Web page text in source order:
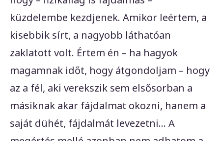
küzdelembe kezdjenek. Amikor leértem, a
kisebbik sírt, a nagyobb láthatóan
zaklatott volt. Értem én – ha hagyok
magamnak időt, hogy átgondoljam – hogy
az a fél, aki verekszik sem elsősorban a
másiknak akar fájdalmat okozni, hanem a
saját dühét, fájdalmát levezetni… A